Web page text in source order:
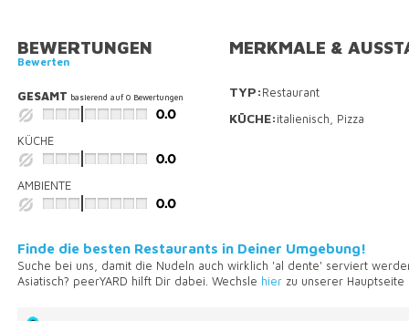
BEWERTUNGEN
Bewerten
GESAMT basierend auf 0 Bewertungen
KÜCHE
AMBIENTE
MERKMALE &
TYP: Restaurant
KÜCHE: italienisch, Pizza
Finde die besten Restaurants in Deiner Umgebung!
Suche bei uns, damit die Nudeln auch wirklich 'al dente' serviert
Asiatisch? peerYARD hilft Dir dabei. Wechsle hier zu unserer